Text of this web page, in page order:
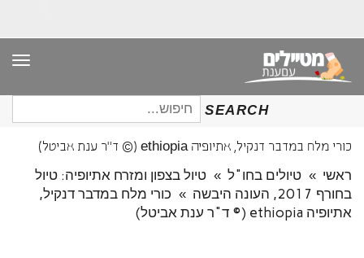
SEARCH
חיפוש
עבור:
כורי מלח במדבר דנקיל, אתיופיה ethiopia (© ד"ר ענת אביטל)
ראשי » טיולים בחו"ל » טיול בצפון ומזרח אתיופיה: טיול
בחורף 2017, העונה היבשה
» כורי מלח במדבר דנקיל,
אתיופיה ethiopia (© ד"ר ענת אביטל)